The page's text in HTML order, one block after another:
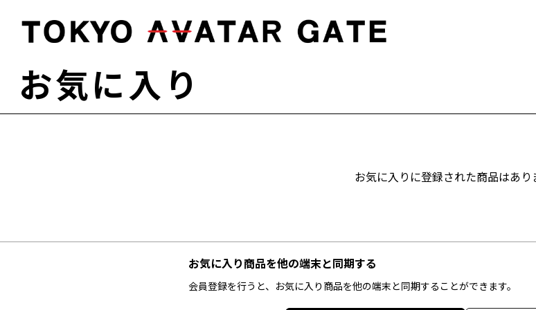
お気に入り
お気に入りに登録された商品はあり
お気に入り商品を他の端末と同期する
会員登録を行うと、お気に入り商品を他の端末と同期することができます。